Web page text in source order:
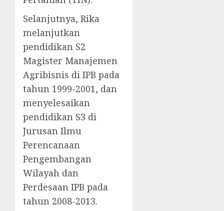
Selanjutnya, Rika
melanjutkan
pendidikan S2
Magister Manajemen
Agribisnis di IPB pada
tahun 1999-2001, dan
menyelesaikan
pendidikan S3 di
Jurusan Ilmu
Perencanaan
Pengembangan
Wilayah dan
Perdesaan IPB pada
tahun 2008-2013.